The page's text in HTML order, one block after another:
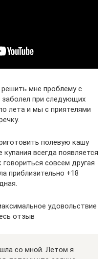
мне проблему с
при следующих
лета и мы с приятелями
полевую кашу
всегда появляется
совсем другая
приблизительно +18
удовольствие
отзыв
со мной. Летом я